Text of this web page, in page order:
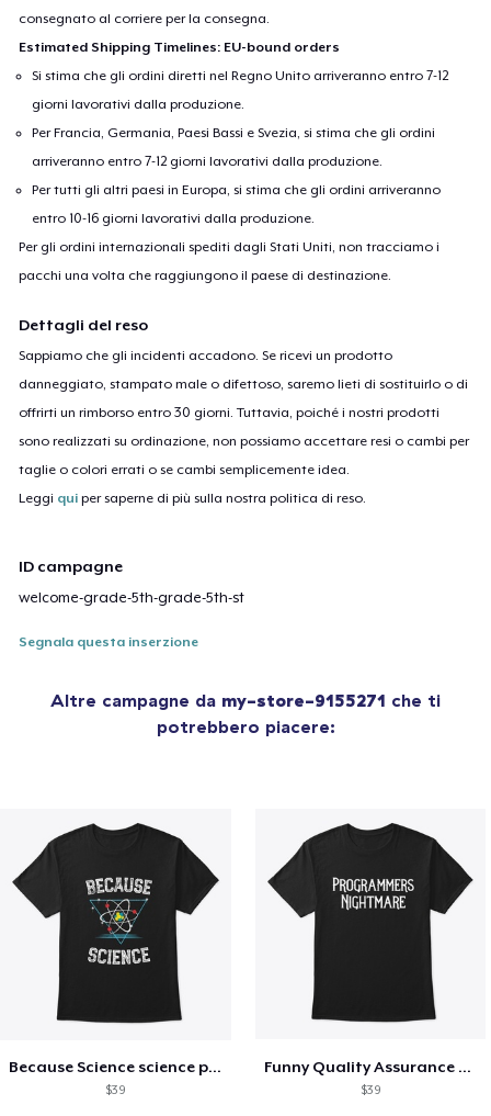
consegnato al corriere per la consegna.
Estimated Shipping Timelines: EU-bound orders
Si stima che gli ordini diretti nel Regno Unito arriveranno entro 7-12
giorni lavorativi dalla produzione.
Per Francia, Germania, Paesi Bassi e Svezia, si stima che gli ordini
arriveranno entro 7-12 giorni lavorativi dalla produzione.
Per tutti gli altri paesi in Europa, si stima che gli ordini arriveranno
entro 10-16 giorni lavorativi dalla produzione.
Per gli ordini internazionali spediti dagli Stati Uniti, non tracciamo i
pacchi una volta che raggiungono il paese di destinazione.
Dettagli del reso
Sappiamo che gli incidenti accadono. Se ricevi un prodotto
danneggiato, stampato male o difettoso, saremo lieti di sostituirlo o di
offrirti un rimborso entro 30 giorni. Tuttavia, poiché i nostri prodotti
sono realizzati su ordinazione, non possiamo accettare resi o cambi per
taglie o colori errati o se cambi semplicemente idea.
Leggi qui per saperne di più sulla nostra politica di reso.
ID campagne
welcome-grade-5th-grade-5th-st
Segnala questa inserzione
Altre campagne da my-store-9155271 che ti
potrebbero piacere:
Because Science science physics nerd
$39
Funny Quality Assurance QA Engineer
$39